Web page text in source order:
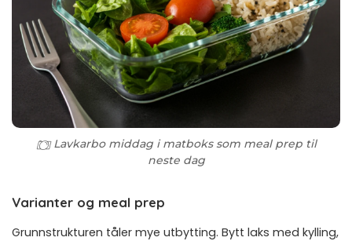
Lavkarbo middag i matboks som meal prep til
neste dag
Varianter og meal prep
Grunnstrukturen tåler mye utbytting. Bytt laks med kylling,